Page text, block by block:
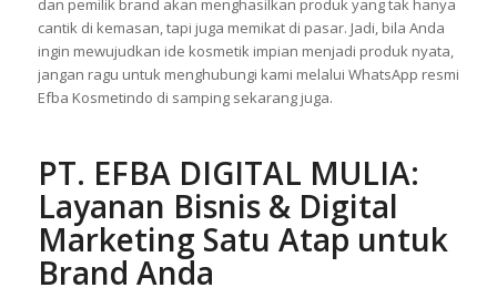
tinggi, tekstur unggul, dan aman digunakan oleh konsumen.
Kami percaya bahwa kolaborasi yang baik antara produsen
dan pemilik brand akan menghasilkan produk yang tak hanya
cantik di kemasan, tapi juga memikat di pasar. Jadi, bila Anda
Efba Kosmetindo di samping sekarang juga.
PT. EFBA DIGITAL MULIA:
Layanan Bisnis & Digital